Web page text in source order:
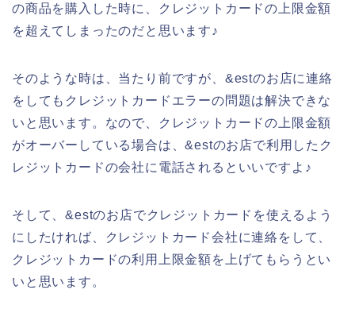
の商品を購入した時に、クレジットカードの上限金額
を超えてしまったのだと思います♪
そのような時は、当たり前ですが、&estのお店に連絡
をしてもクレジットカードエラーの問題は解決できな
いと思います。なので、クレジットカードの上限金額
がオーバーしている場合は、&estのお店で利用したク
レジットカードの会社に電話されるといいですよ♪
そして、&estのお店でクレジットカードを使えるよう
にしたければ、クレジットカード会社に連絡をして、
クレジットカードの利用上限金額を上げてもらうとい
いと思います。